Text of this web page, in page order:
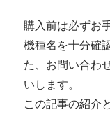
購入前は必ずお
機種名を十分確
た、お問い合わ
いします。
この記事の紹介